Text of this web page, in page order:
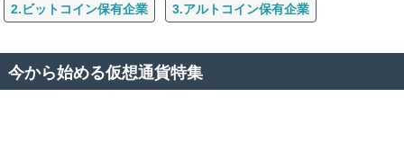
2.ビットコイン保有企業 3.アルトコイン保有企業
今から始める仮想通貨特集